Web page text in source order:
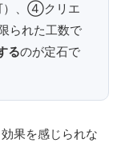
）、④クリエ
られた工数で
るのが定石で
果を感じられな